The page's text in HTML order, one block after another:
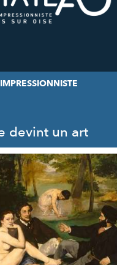
devint un art